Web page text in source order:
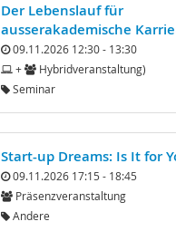
Der Lebenslauf für
ausserakademische
09.11.2026 12:30 - 13:30
+
Hybridveranstaltung)
Seminar
Start-up Dreams: Is It for
09.11.2026 17:15 - 18:45
Präsenzveranstaltung
Andere